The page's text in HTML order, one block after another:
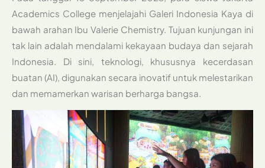
Academics College menjelajahi Galeri Indonesia Kaya di
bawah arahan Ibu Valerie Chemistry. Tujuan kunjungan ini
tak lain adalah mendalami kekayaan budaya dan sejarah
Indonesia. Di sini, teknologi, khususnya kecerdasan
buatan (AI), digunakan secara inovatif untuk melestarikan
dan memamerkan warisan berharga bangsa.